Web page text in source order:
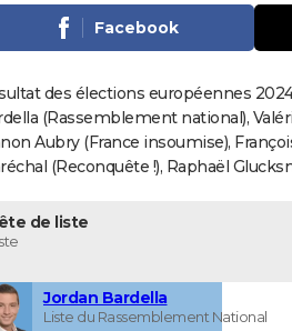
Facebook
des élections européennes
(Rassemblement national),
Aubry (France insoumise),
(Reconquête !), Raphaël
de liste
Jordan Bardella
Liste du Rassemblement National